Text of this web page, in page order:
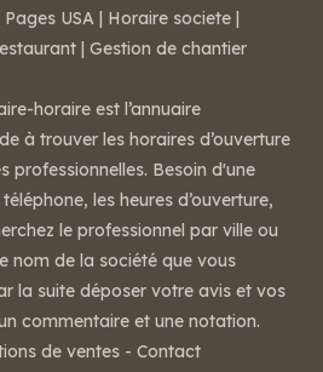
Pages USA | Horaire societe |
| Gestion de chantier
horaire est l’annuaire
à trouver les horaires d’ouverture
professionnelles. Besoin d'une
les heures d’ouverture,
le professionnel par ville ou
nom de la société que vous
la suite déposer votre avis et vos
commentaire et une notation.
de ventes - Contact